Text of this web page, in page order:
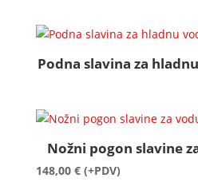
Podna slavina za
Nožni pogon slavine
148,00 € (+PDV)